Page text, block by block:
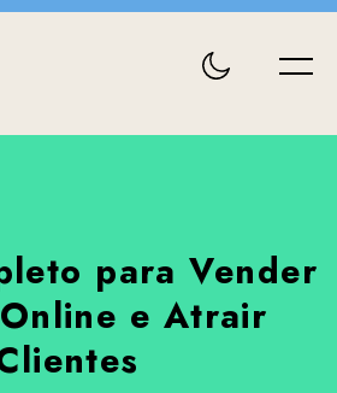
para Vender
e Atrair